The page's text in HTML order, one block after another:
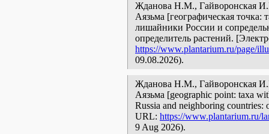
Жданова Н.М., Гайворонская
Аязьма [географическая
лишайники России и
определитель растений.
https://www.plantarium.ru/page/
09.08.2026).
Жданова Н.М., Гайворонская
Аязьма [geographic point: taxa
Russia and neighboring
URL: https://www.plantarium.ru/
9 Aug 2026).